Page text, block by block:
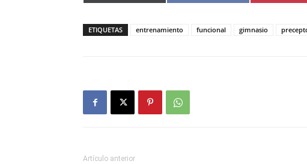
ETIQUETAS entrenamiento funcional gimnasio
Artículo anterior